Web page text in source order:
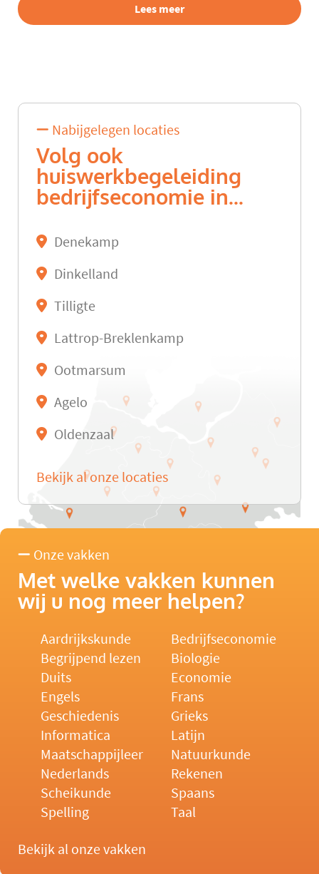
Lees meer
Nabijgelegen locaties
Volg ook
huiswerkbegeleiding
bedrijfseconomie in...
Denekamp
Dinkelland
Tilligte
Lattrop-Breklenkamp
Ootmarsum
Agelo
Oldenzaal
Bekijk al onze locaties
Onze vakken
Met welke vakken kunnen
wij u nog meer helpen?
Aardrijkskunde
Bedrijfseconomie
Begrijpend lezen
Biologie
Duits
Economie
Engels
Frans
Geschiedenis
Grieks
Informatica
Latijn
Maatschappijleer
Natuurkunde
Nederlands
Rekenen
Scheikunde
Spaans
Spelling
Taal
Bekijk al onze vakken